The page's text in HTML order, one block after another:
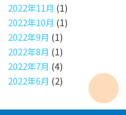
2022年11月 (1)
2022年10月 (1)
2022年9月 (1)
2022年8月 (1)
2022年7月 (4)
2022年6月 (2)